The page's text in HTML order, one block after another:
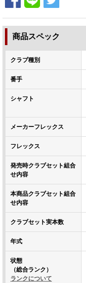
商品スペック
クラブ種別
番手
シャフト
メーカーフレックス
フレックス
発売時クラブセット組合
せ内容
本商品クラブセット組合
せ内容
クラブセット実本数
年式
状態
（総合ランク）
ランクについて